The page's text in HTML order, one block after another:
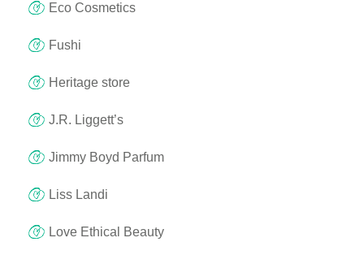
Eco Cosmetics
Fushi
Heritage store
J.R. Liggett’s
Jimmy Boyd Parfum
Liss Landi
Love Ethical Beauty